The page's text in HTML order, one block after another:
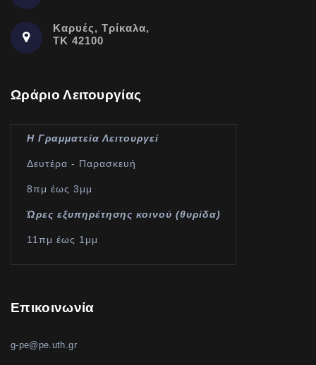
Καρυές, Τρίκαλα,
ΤΚ 42100
Ωράριο Λειτουργίας
Η Γραμματεία Λειτουργεί
Δευτέρα - Παρασκευή
8πμ έως 3μμ
Ώρες εξυπηρέτησης κοινού (θυρίδα)
11πμ έως 1μμ
Επικοινωνία
g-pe@pe.uth.gr